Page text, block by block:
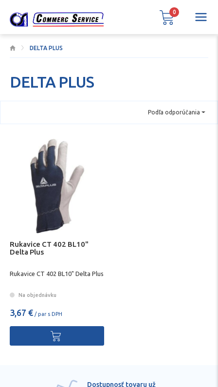
DELTA PLUS
DELTA PLUS
Podľa odporúčania
Rukavice CT 402 BL10"
Delta Plus
Rukavice CT 402 BL10" Delta Plus
Na objednávku
3,67 € / par s DPH
Dostupnosť tovaru už
0